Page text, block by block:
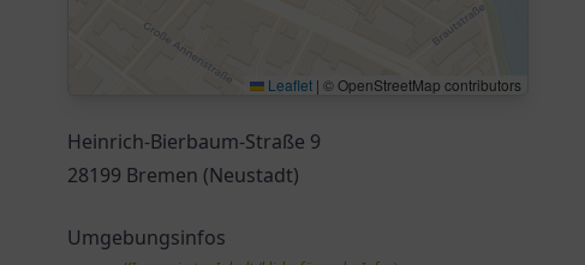
Leaflet | © OpenStreetMap contributors
Heinrich-Bierbaum-Straße 9
28199 Bremen (Neustadt)
Umgebungsinfos